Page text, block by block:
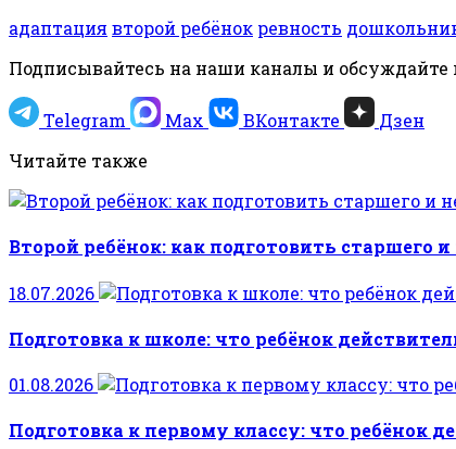
адаптация второй ребёнок ревность
Подписывайтесь на наши каналы и обсуждайте
Telegram Max ВКонтакте
Дзен
Читайте также
Второй ребёнок: как подготовить старшего
18.07.2026
Подготовка к школе: что ребёнок
01.08.2026
Подготовка к первому классу: что ребёнок